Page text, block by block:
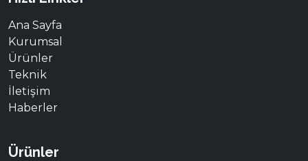
Ana Sayfa
Kurumsal
Ürünler
Teknik
İletişim
Haberler
Ürünler